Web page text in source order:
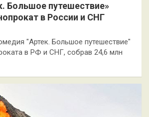
Большое путешествие»
в России и СНГ
"Артек. Большое путешествие"
в РФ и СНГ, собрав 24,6 млн